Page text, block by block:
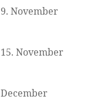
9. November
15. November
December